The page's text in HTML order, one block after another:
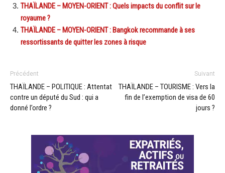
THAÏLANDE – MOYEN-ORIENT : Quels impacts du conflit sur le
royaume ?
THAÏLANDE – MOYEN-ORIENT : Bangkok recommande à ses
ressortissants de quitter les zones à risque
Précédent
THAÏLANDE – POLITIQUE : Attentat
contre un député du Sud : qui a
donné l’ordre ?
Suivant
THAÏLANDE – TOURISME : Vers la
fin de l’exemption de visa de 60
jours ?